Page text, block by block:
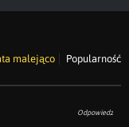
malejąco Popularność
Odpowiedz